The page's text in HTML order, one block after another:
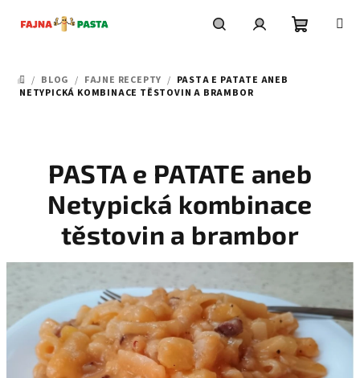
DOMŮ
/ BLOG / FAJNE RECEPTY / PASTA E PATATE ANEB
NETYPICKÁ KOMBINACE TĚSTOVIN A BRAMBOR
PASTA e PATATE aneb
Netypická kombinace
těstovin a brambor